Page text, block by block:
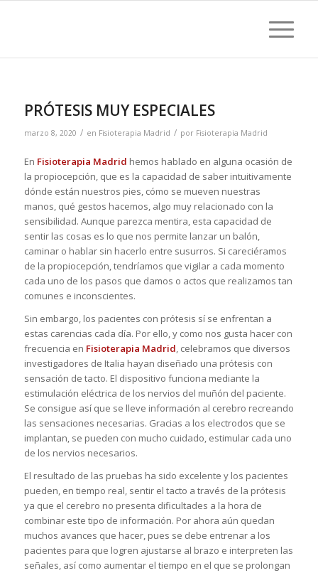
PRÓTESIS MUY ESPECIALES
marzo 8, 2020 / en Fisioterapia Madrid / por Fisioterapia Madrid
En Fisioterapia Madrid hemos hablado en alguna ocasión de
la propiocepción, que es la capacidad de saber intuitivamente
dónde están nuestros pies, cómo se mueven nuestras
manos, qué gestos hacemos, algo muy relacionado con la
sensibilidad. Aunque parezca mentira, esta capacidad de
sentir las cosas es lo que nos permite lanzar un balón,
caminar o hablar sin hacerlo entre susurros. Si careciéramos
de la propiocepción, tendríamos que vigilar a cada momento
cada uno de los pasos que damos o actos que realizamos tan
comunes e inconscientes.
Sin embargo, los pacientes con prótesis sí se enfrentan a
estas carencias cada día. Por ello, y como nos gusta hacer con
frecuencia en Fisioterapia Madrid, celebramos que diversos
investigadores de Italia hayan diseñado una prótesis con
sensación de tacto. El dispositivo funciona mediante la
estimulación eléctrica de los nervios del muñón del paciente.
Se consigue así que se lleve información al cerebro recreando
las sensaciones necesarias. Gracias a los electrodos que se
implantan, se pueden con mucho cuidado, estimular cada uno
de los nervios necesarios.
El resultado de las pruebas ha sido excelente y los pacientes
pueden, en tiempo real, sentir el tacto a través de la prótesis
ya que el cerebro no presenta dificultades a la hora de
combinar este tipo de información. Por ahora aún quedan
muchos avances que hacer, pues se debe entrenar a los
pacientes para que logren ajustarse al brazo e interpreten las
señales, así como aumentar el tiempo en el que se prolongan